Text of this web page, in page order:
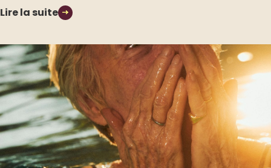
Lire la suite